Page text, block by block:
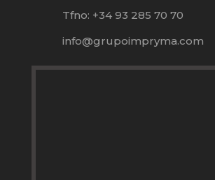
Tfno: +34 93 285 70 70
info@grupoimpryma.com